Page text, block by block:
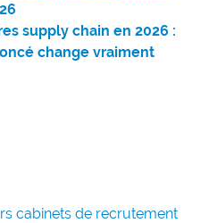
supply chain en 2026 :
change vraiment
cabinets de recrutement